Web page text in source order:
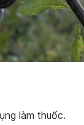
làm thuốc.